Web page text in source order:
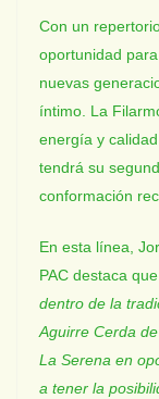
Con un
oportunidad
nuevas
íntimo. La
energía y
tendrá su
conformación
En esta línea,
PAC destaca que
dentro de la
Aguirre Cerda
La Serena en
a tener la